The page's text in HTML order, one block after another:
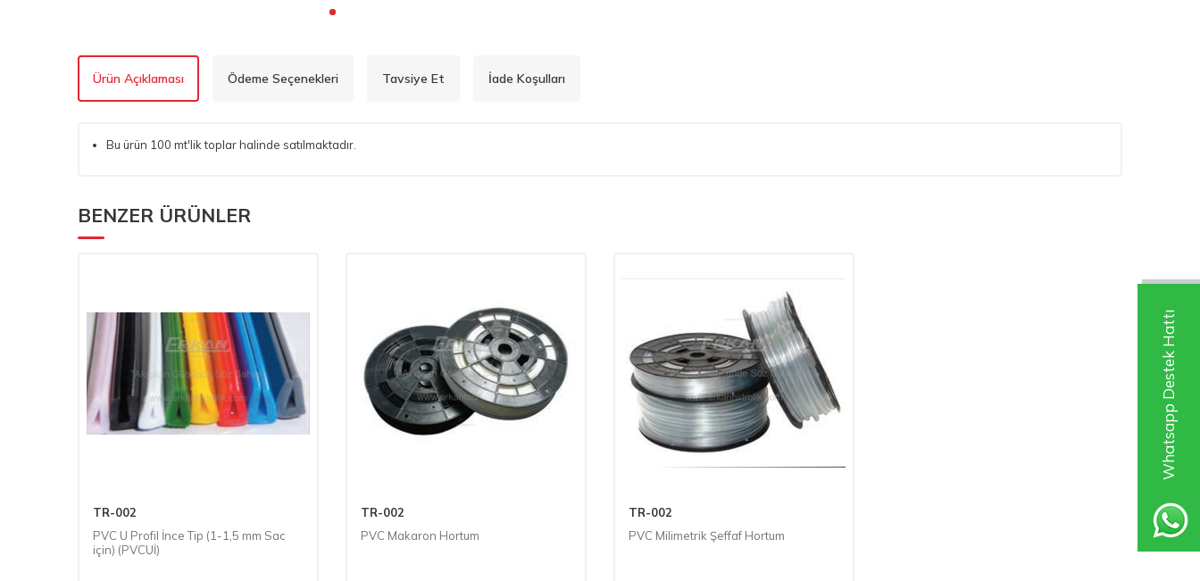
Whatsapp Destek Hattı
Ürün Açıklaması Ödeme Seçenekleri Tavsiye Et İade Koşulları
Bu ürün 100 mt'lik toplar halinde satılmaktadır.
BENZER ÜRÜNLER
TR-002
PVC U Profil İnce Tip (1-1,5 mm Sac
için) (PVCUİ)
TR-002
PVC Makaron Hortum
TR-002
PVC Milimetrik Şeffaf Hortum